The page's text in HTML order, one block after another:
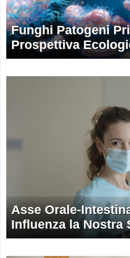
Funghi Patogeni
Prospettiva
Asse Orale-
Influenza la Nostra